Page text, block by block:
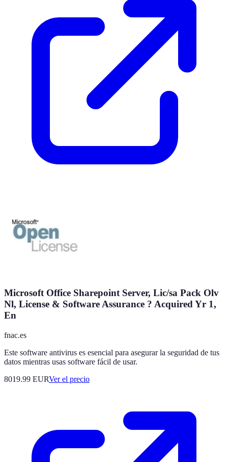
Microsoft Office Sharepoint Server, Lic/sa Pack Olv
Nl, License & Software Assurance ? Acquired Yr 1,
En
fnac.es
Este software antivirus es esencial para asegurar la seguridad de tus
datos mientras usas software fácil de usar.
8019.99 EURVer el precio